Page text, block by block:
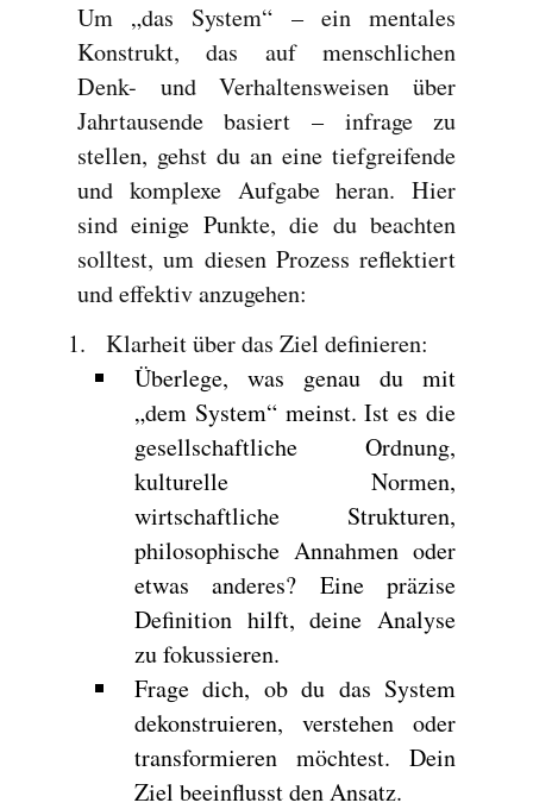
Um „das System“ – ein mentales
Konstrukt, das auf menschlichen
Denk- und Verhaltensweisen über
Jahrtausende basiert – infrage zu
stellen, gehst du an eine tiefgreifende
und komplexe Aufgabe heran. Hier
sind einige Punkte, die du beachten
solltest, um diesen Prozess reflektiert
und effektiv anzugehen:
Klarheit über das Ziel definieren:
Überlege, was genau du mit
„dem System“ meinst. Ist es die
gesellschaftliche Ordnung,
kulturelle Normen,
wirtschaftliche Strukturen,
philosophische Annahmen oder
etwas anderes? Eine präzise
Definition hilft, deine Analyse
zu fokussieren.
Frage dich, ob du das System
dekonstruieren, verstehen oder
transformieren möchtest. Dein
Ziel beeinflusst den Ansatz.